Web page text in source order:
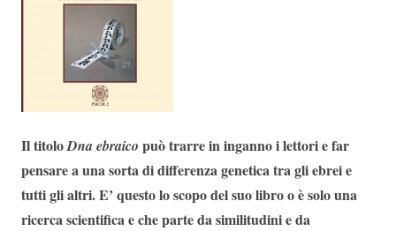
Il titoloDna ebraico può trarre in inganno i lettori e far
pensare a una sorta di differenza genetica tra gli ebrei e
tutti gli altri. E’ questo lo scopo del suo libro o è solo una
ricerca scientifica e che parte da similitudini e da